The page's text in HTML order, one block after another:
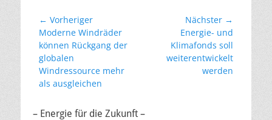
Beitragsnavigation
← Vorheriger
Vorheriger
Beitrag:
Moderne Windräder
können Rückgang der
globalen
Windressource mehr
als ausgleichen
Nächster →
Energie- und
Klimafonds soll
weiterentwickelt
werden
– Energie für die Zukunft –